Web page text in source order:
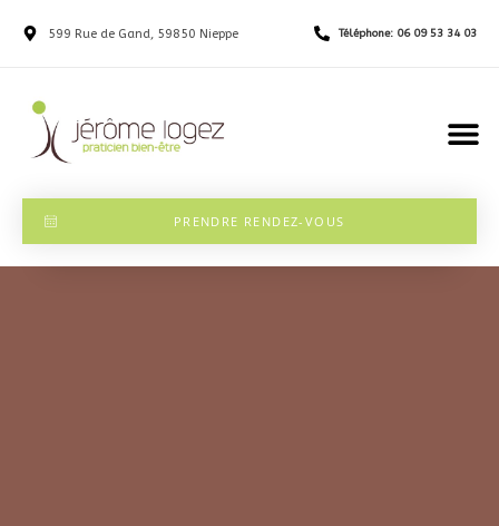
599 Rue de Gand, 59850 Nieppe Téléphone: 06 09 53 34 03
PRENDRE RENDEZ-VOUS